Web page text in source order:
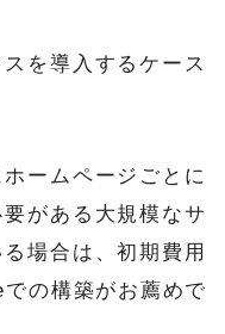
を導入するケース
ームページごとに
がある大規模なサ
場合は、初期費用
の構築がお薦めで